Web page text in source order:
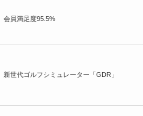
会員満足度95.5%
新世代ゴルフシミュレーター「GDR」